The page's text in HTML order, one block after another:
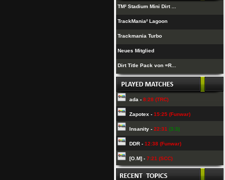
TM² Stadium Mini Dirt ...
TrackMania² Lagoon
Trackmania Turbo
Neues Mitglied
Dirt Title Pack von =R...
ada - 8:28 (TRC)
Zapotex - 15:25 (Funwar)
Insanity - 22:31 (3:3)
DDR - 12:38 (Funwar)
[O.M] - 7:21 (SCC)